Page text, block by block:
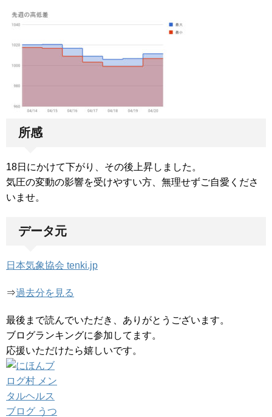
所感
18日にかけて下がり、その後上昇しました。
気圧の変動の影響を受けやすい方、無理せずご自愛くださ
いませ。
データ元
日本気象協会 tenki.jp
⇒過去分を見る
最後まで読んでいただき、ありがとうございます。
ブログランキングに参加してます。
応援いただけたら嬉しいです。